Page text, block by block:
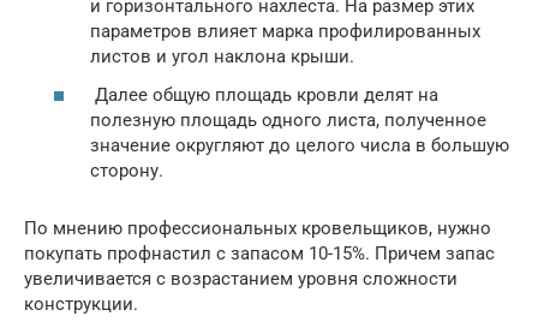
и горизонтального нахлеста. На размер этих
параметров влияет марка профилированных
листов и угол наклона крыши.
Далее общую площадь кровли делят на
полезную площадь одного листа, полученное
значение округляют до целого числа в большую
сторону.
По мнению профессиональных кровельщиков, нужно
покупать профнастил с запасом 10-15%. Причем запас
увеличивается с возрастанием уровня сложности
конструкции.